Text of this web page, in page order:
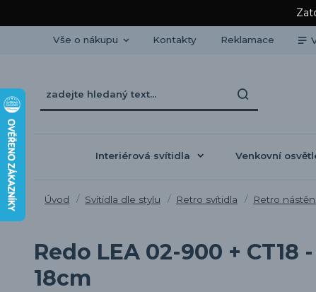
Vše o nákupu Kontakty Reklamace
Interiérová svítidla Venkovní
Úvod Svítidla dle stylu Retro svítidla Retro
Redo LEA 02-900 +
18cm